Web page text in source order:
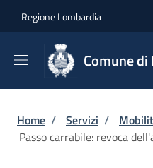
Regione Lombardia
Comune
Briciole di
Home / Servizi /
Passo carrabile: revoca